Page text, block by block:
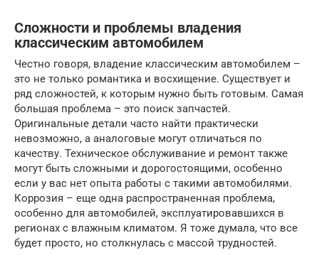
Сложности и проблемы владения
классическим автомобилем
Честно говоря, владение классическим автомобилем –
это не только романтика и восхищение. Существует и
ряд сложностей, к которым нужно быть готовым. Самая
большая проблема – это поиск запчастей.
Оригинальные детали часто найти практически
невозможно, а аналоговые могут отличаться по
качеству. Техническое обслуживание и ремонт также
могут быть сложными и дорогостоящими, особенно
если у вас нет опыта работы с такими автомобилями.
Коррозия – еще одна распространенная проблема,
особенно для автомобилей, эксплуатировавшихся в
регионах с влажным климатом. Я тоже думала, что все
будет просто, но столкнулась с массой трудностей.